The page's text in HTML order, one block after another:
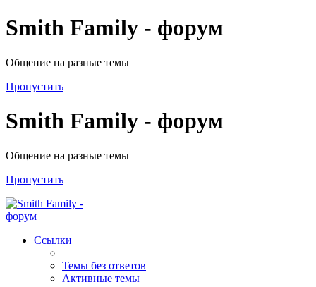
Smith Family - форум
Общение на разные темы
Пропустить
Smith Family - форум
Общение на разные темы
Пропустить
Ссылки
Темы без ответов
Активные темы